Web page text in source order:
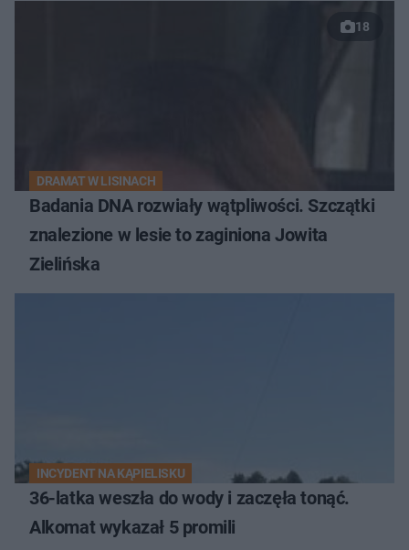
18
DRAMAT W LISINACH
Badania DNA rozwiały wątpliwości. Szczątki
znalezione w lesie to zaginiona Jowita
Zielińska
INCYDENT NA KĄPIELISKU
36-latka weszła do wody i zaczęła tonąć.
Alkomat wykazał 5 promili